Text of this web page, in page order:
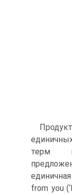
терм в
from you